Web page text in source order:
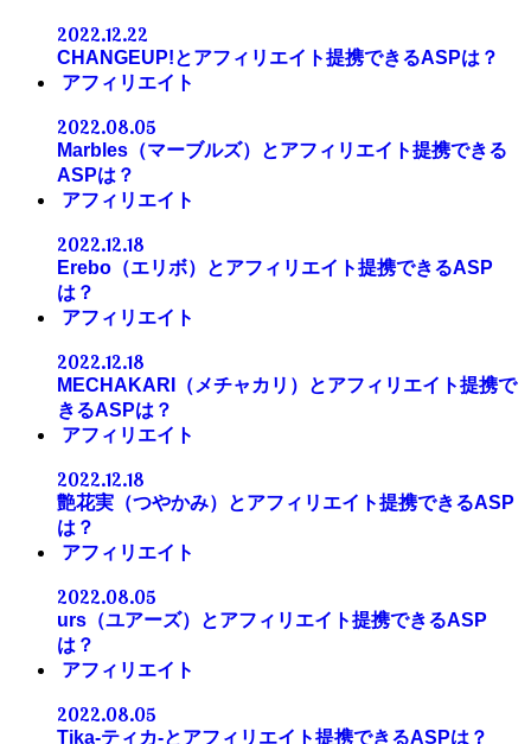
2022.12.22
CHANGEUP!とアフィリエイト提携できるASPは？
アフィリエイト
2022.08.05
Marbles（マーブルズ）とアフィリエイト提携できる
ASPは？
アフィリエイト
2022.12.18
Erebo（エリボ）とアフィリエイト提携できるASP
は？
アフィリエイト
2022.12.18
MECHAKARI（メチャカリ）とアフィリエイト提携で
きるASPは？
アフィリエイト
2022.12.18
艶花実（つやかみ）とアフィリエイト提携できるASP
は？
アフィリエイト
2022.08.05
urs（ユアーズ）とアフィリエイト提携できるASP
は？
アフィリエイト
2022.08.05
Tika-ティカ-とアフィリエイト提携できるASPは？